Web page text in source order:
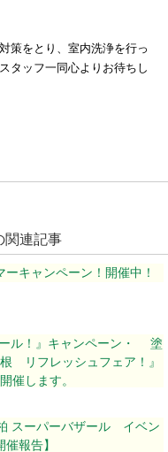
策をとり、室内洗浄を行っ
タッフ一同心よりお待ちし
関連記事
キャンペーン！開催中！
ル！』キャンペーン・ 塗
リフレッシュフェア！』
催します。
スーパーバザール イベン
催報告】